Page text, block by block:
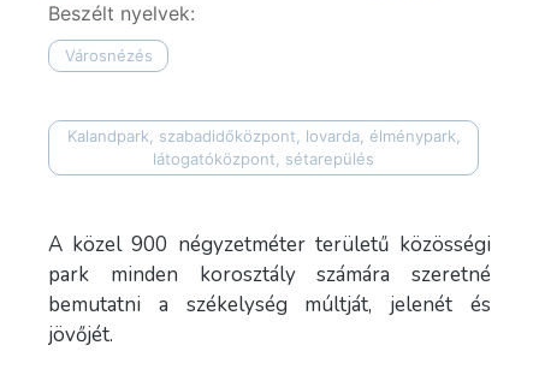
Beszélt nyelvek:
Városnézés
Kalandpark, szabadidőközpont, lovarda, élménypark,
látogatóközpont, sétarepülés
A közel 900 négyzetméter területű közösségi
park minden korosztály számára szeretné
bemutatni a székelység múltját, jelenét és
jövőjét.